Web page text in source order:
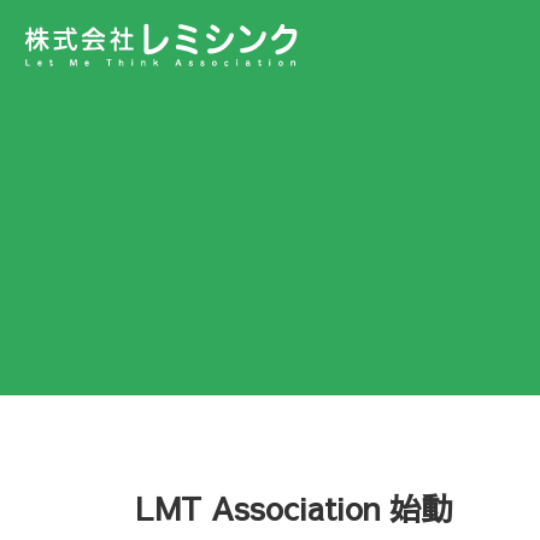
LMT Association 始動